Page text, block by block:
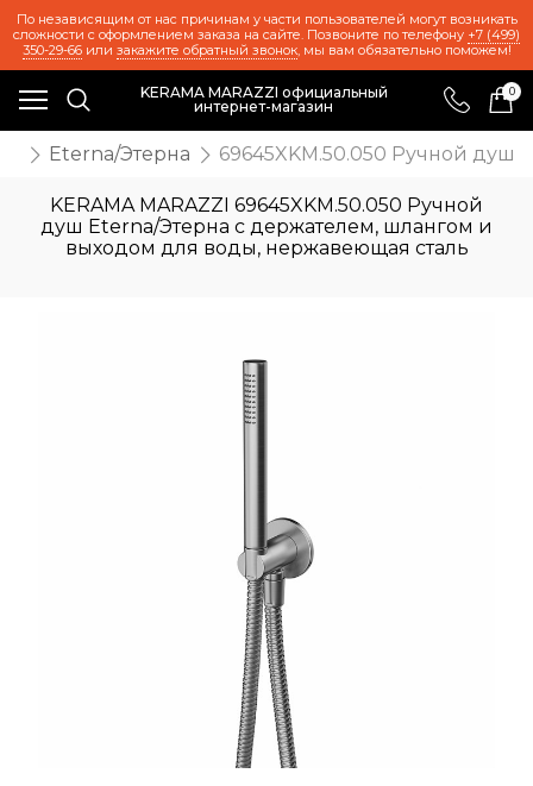
По независящим от нас причинам у части пользователей могут возникать
сложности с оформлением заказа на сайте. Позвоните по телефону +7 (499)
350-29-66или закажите обратный звонок, мы вам обязательно поможем!
KERAMA MARAZZI официальный
интернет-магазин
0
Eterna/Этерна 69645XKM.50.050 Ручной
KERAMA MARAZZI 69645XKM.50.050 Ручной
душ Eterna/Этерна с держателем, шлангом и
выходом для воды, нержавеющая сталь